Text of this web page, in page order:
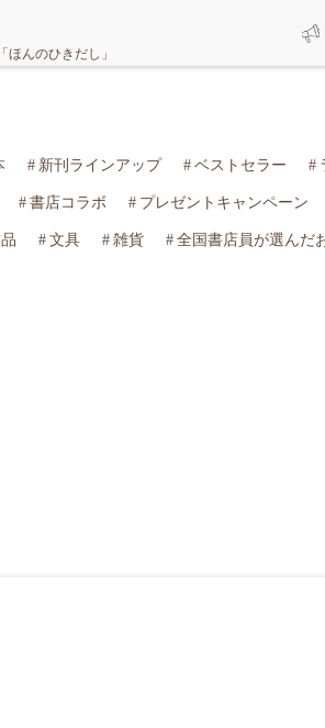
んのひきだし」
新刊ラインアップ ベストセラー
書店コラボ プレゼントキャンペーン
文具 雑貨 全国書店員が選んだ